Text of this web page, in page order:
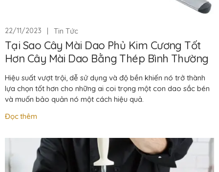
22/11/2023 | Tin Tức
Tại Sao Cây Mài Dao Phủ Kim Cương Tốt
Hơn Cây Mài Dao Bằng Thép Bình Thường
Hiệu suất vượt trội, dễ sử dụng và độ bền khiến nó trở thành
lựa chọn tốt hơn cho những ai coi trọng một con dao sắc bén
và muốn bảo quản nó một cách hiệu quả.
Đọc thêm